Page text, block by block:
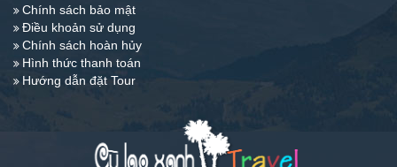
Chính sách bảo mật
Điều khoản sử dụng
Chính sách hoàn hủy
Hình thức thanh toán
Hướng dẫn đặt Tour